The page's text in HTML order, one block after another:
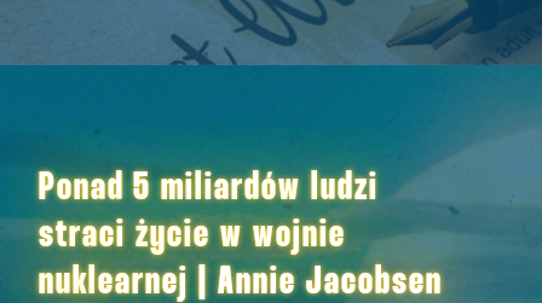
Ponad 5 miliardów ludzi
straci życie w wojnie
nuklearnej | Annie Jacobsen